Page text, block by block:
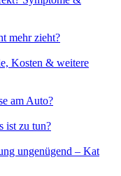
mehr zieht?
Kosten & weitere
am Auto?
ist zu tun?
ungenügend – Kat